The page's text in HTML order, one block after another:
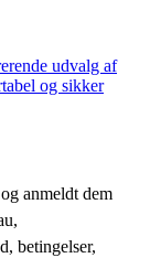
udvalg af
og sikker
anmeldt dem
betingelser,